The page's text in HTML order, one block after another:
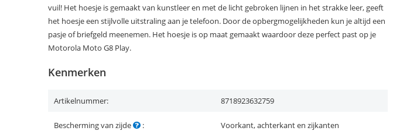
vuil! Het hoesje is gemaakt van kunstleer en met de licht gebroken lijnen in het strakke leer, geeft
het hoesje een stijlvolle uitstraling aan je telefoon. Door de opbergmogelijkheden kun je altijd een
pasje of briefgeld meenemen. Het hoesje is op maat gemaakt waardoor deze perfect past op je
Motorola Moto G8 Play.
Kenmerken
Artikelnummer: 8718923632759
Bescherming van zijde : Voorkant, achterkant en zijkanten